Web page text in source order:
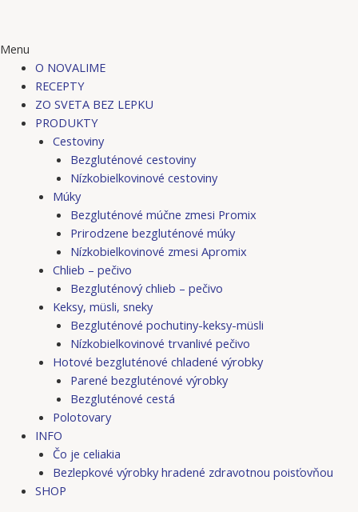
Menu
O NOVALIME
RECEPTY
ZO SVETA BEZ LEPKU
PRODUKTY
Cestoviny
Bezgluténové cestoviny
Nízkobielkovinové cestoviny
Múky
Bezgluténové múčne zmesi Promix
Prirodzene bezgluténové múky
Nízkobielkovinové zmesi Apromix
Chlieb – pečivo
Bezgluténový chlieb – pečivo
Keksy, müsli, sneky
Bezgluténové pochutiny-keksy-müsli
Nízkobielkovinové trvanlivé pečivo
Hotové bezgluténové chladené výrobky
Parené bezgluténové výrobky
Bezgluténové cestá
Polotovary
INFO
Čo je celiakia
Bezlepkové výrobky hradené zdravotnou poisťovňou
SHOP